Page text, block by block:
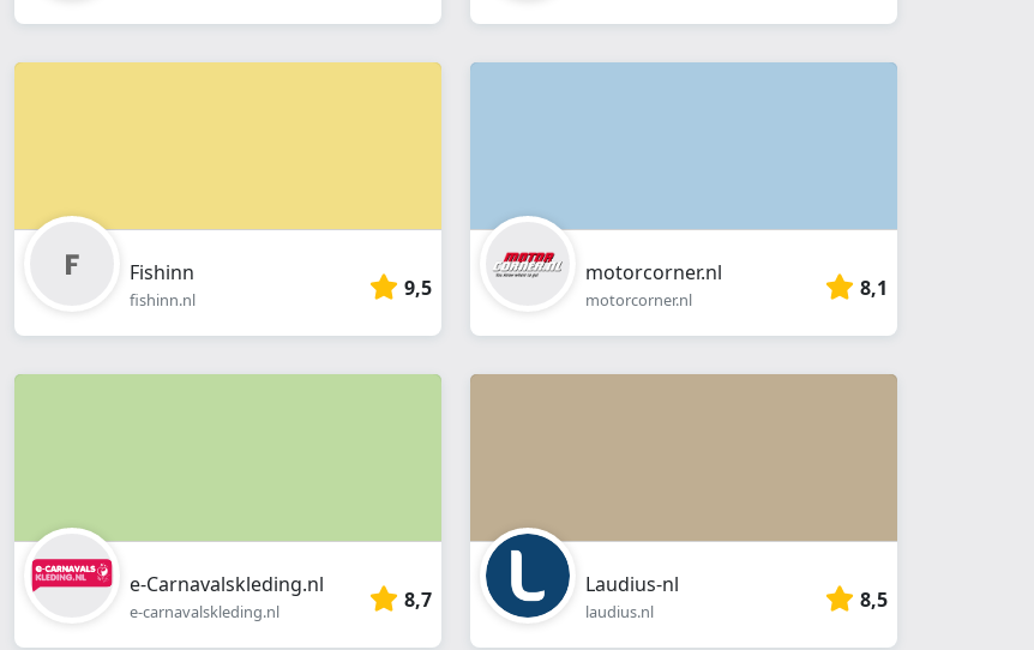
Fishinn
fishinn.nl 9,5
motorcorner.nl
motorcorner.nl 8,1
e-Carnavalskleding.nl
e-carnavalskleding.nl 8,7
Laudius-nl
laudius.nl 8,5